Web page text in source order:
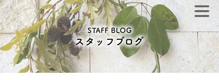
STAFF BLOG
スタッフブログ